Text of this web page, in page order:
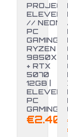
PROJECT
ELEVEN
// NEON –
PC
GAMING
RYZEN 7
+ RTX
5070
12GB |
ELEVEN
PC
GAMING
€